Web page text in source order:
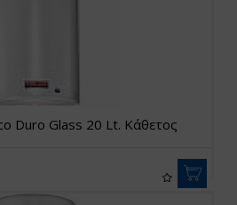
Duro Glass 20 Lt. Κάθετος